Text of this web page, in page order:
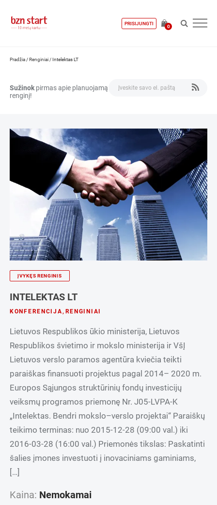
PRISIJUNGTI
0
Pradžia /Renginiai / Intelektas LT
Sužinok pirmas apie planuojamą
renginį!
ĮVYKĘS RENGINIS
INTELEKTAS LT
KONFERENCIJA, RENGINIAI
Lietuvos Respublikos ūkio ministerija, Lietuvos
Respublikos švietimo ir mokslo ministerija ir VšĮ
Lietuvos verslo paramos agentūra kviečia teikti
paraiškas finansuoti projektus pagal 2014– 2020 m.
Europos Sąjungos struktūrinių fondų investicijų
veiksmų programos priemonę Nr. J05-LVPA-K
„Intelektas. Bendri mokslo–verslo projektai“ Paraiškų
teikimo terminas: nuo 2015-12-28 (09:00 val.) iki
2016-03-28 (16:00 val.) Priemonės tikslas: Paskatinti
šalies įmones investuoti į inovaciniams gaminiams,
[…]
Kaina: Nemokamai